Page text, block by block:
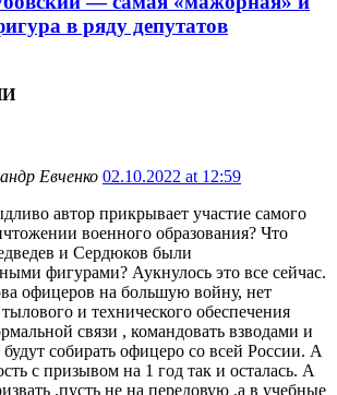
в ряду депутатов
Евченко 02.10.2022 at 12:59
автор прикрывает участие самого
военного образования? Что
и Сердюков были
фигурами? Аукнулось это все сейчас.
офицеров на большую войну, нет
и технического обеспечения
связи , командовать взводами и
собирать офицеро со всей России. А
с призывом на 1 год так и осталась. А
,пусть не на передовую ,а в учебные